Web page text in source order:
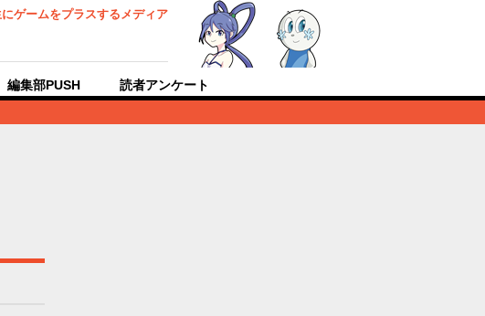
にゲームをプラスするメディア
編集部PUSH 読者アンケート